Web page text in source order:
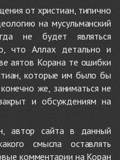
от христиан, типично
на мусульманский
не будет являться
что Аллах детально и
аятов Корана те ошибки
которые им было бы
же, заниматься не
и обсуждениям на
автор сайта в данный
смысла оставлять
комментарии на Коран